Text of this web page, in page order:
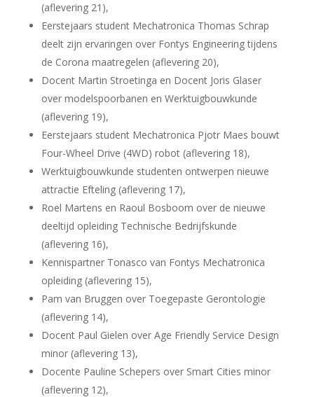
(aflevering 21),
Eerstejaars student Mechatronica Thomas Schrap
deelt zijn ervaringen over Fontys Engineering tijdens
de Corona maatregelen (aflevering 20),
Docent Martin Stroetinga en Docent Joris Glaser
over modelspoorbanen en Werktuigbouwkunde
(aflevering 19),
Eerstejaars student Mechatronica Pjotr Maes bouwt
Four-Wheel Drive (4WD) robot (aflevering 18),
Werktuigbouwkunde studenten ontwerpen nieuwe
attractie Efteling (aflevering 17),
Roel Martens en Raoul Bosboom over de nieuwe
deeltijd opleiding Technische Bedrijfskunde
(aflevering 16),
Kennispartner Tonasco van Fontys Mechatronica
opleiding (aflevering 15),
Pam van Bruggen over Toegepaste Gerontologie
(aflevering 14),
Docent Paul Gielen over Age Friendly Service Design
minor (aflevering 13),
Docente Pauline Schepers over Smart Cities minor
(aflevering 12),